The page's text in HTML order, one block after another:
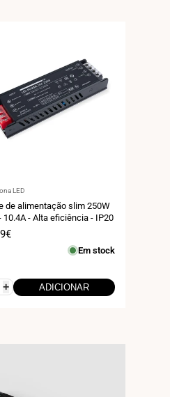
LED
de alimentação slim 250W
10.4A - Alta eficiência - IP20
Em stock
+ ADICIONAR